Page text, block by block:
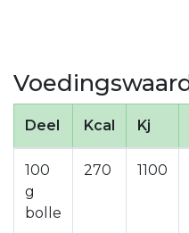
Deel Kcal Kj
100
g
bolle
270 1100